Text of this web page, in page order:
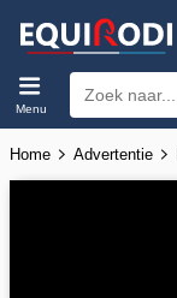
Menu
Home Advertentie